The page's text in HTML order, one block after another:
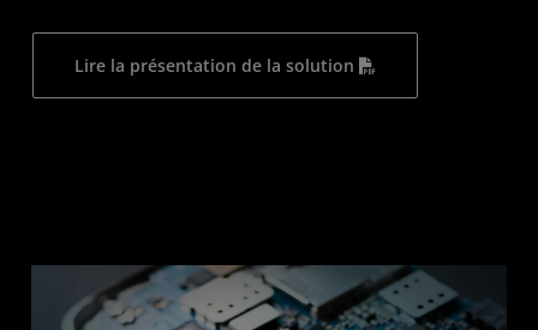
Lire la présentation de la solution